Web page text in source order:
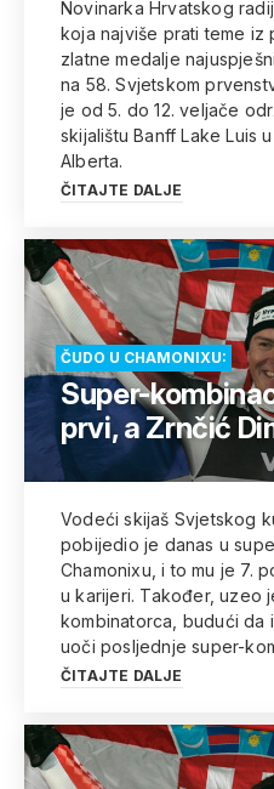
Novinarka Hrvatskog
koja najviše prati teme iz
zlatne medalje
na 58. Svjetskom
je od 5. do 12. veljače
skijalištu Banff Lake Luis
Alberta.
ČITAJTE DALJE
ČUDO U CHAMONIXU:
Super-
prvi, a Zrnčić
Vodeći skijaš Svjetskog
pobijedio je danas u
Chamonixu, i to mu je 7.
u karijeri. Također, uzeo
kombinatorca, budući da
uoči posljednje super-
ČITAJTE DALJE